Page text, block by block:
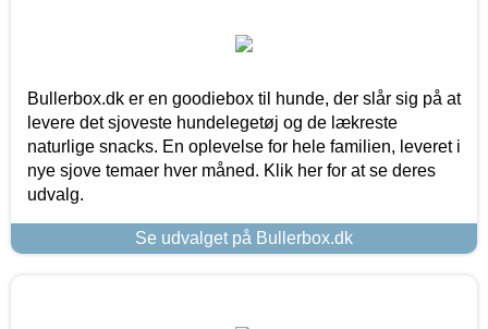
Bullerbox.dk er en goodiebox til hunde, der slår sig på at
levere det sjoveste hundelegetøj og de lækreste
naturlige snacks. En oplevelse for hele familien, leveret i
nye sjove temaer hver måned. Klik her for at se deres
udvalg.
Se udvalget på Bullerbox.dk